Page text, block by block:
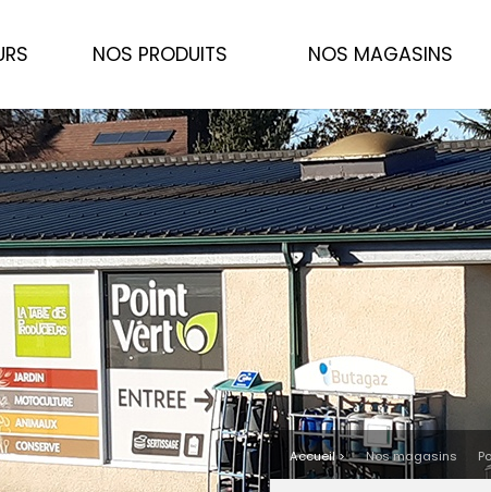
NOS PRODUITS NOS MAGASINS
Accueil > Nos magasins